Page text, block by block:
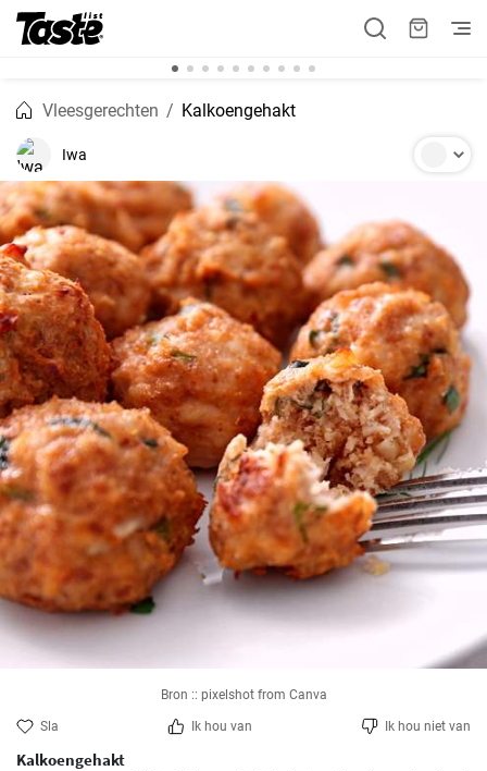
Vleesgerechten Kalkoengehakt
Iwa
Bron :: pixelshot from Canva
Sla Ik hou van Ik hou niet van
Kalkoengehakt